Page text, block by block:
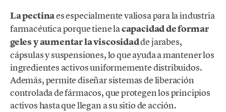
La pectinaes especialmente valiosa para la industria
farmacéutica porque tiene lacapacidad de formar
geles y aumentar la viscosidadde jarabes,
cápsulas y suspensiones, lo que ayuda a mantener los
ingredientes activos uniformemente distribuidos.
Además, permite diseñar sistemas de liberación
controlada de fármacos, que protegen los principios
activos hasta que llegan a su sitio de acción.